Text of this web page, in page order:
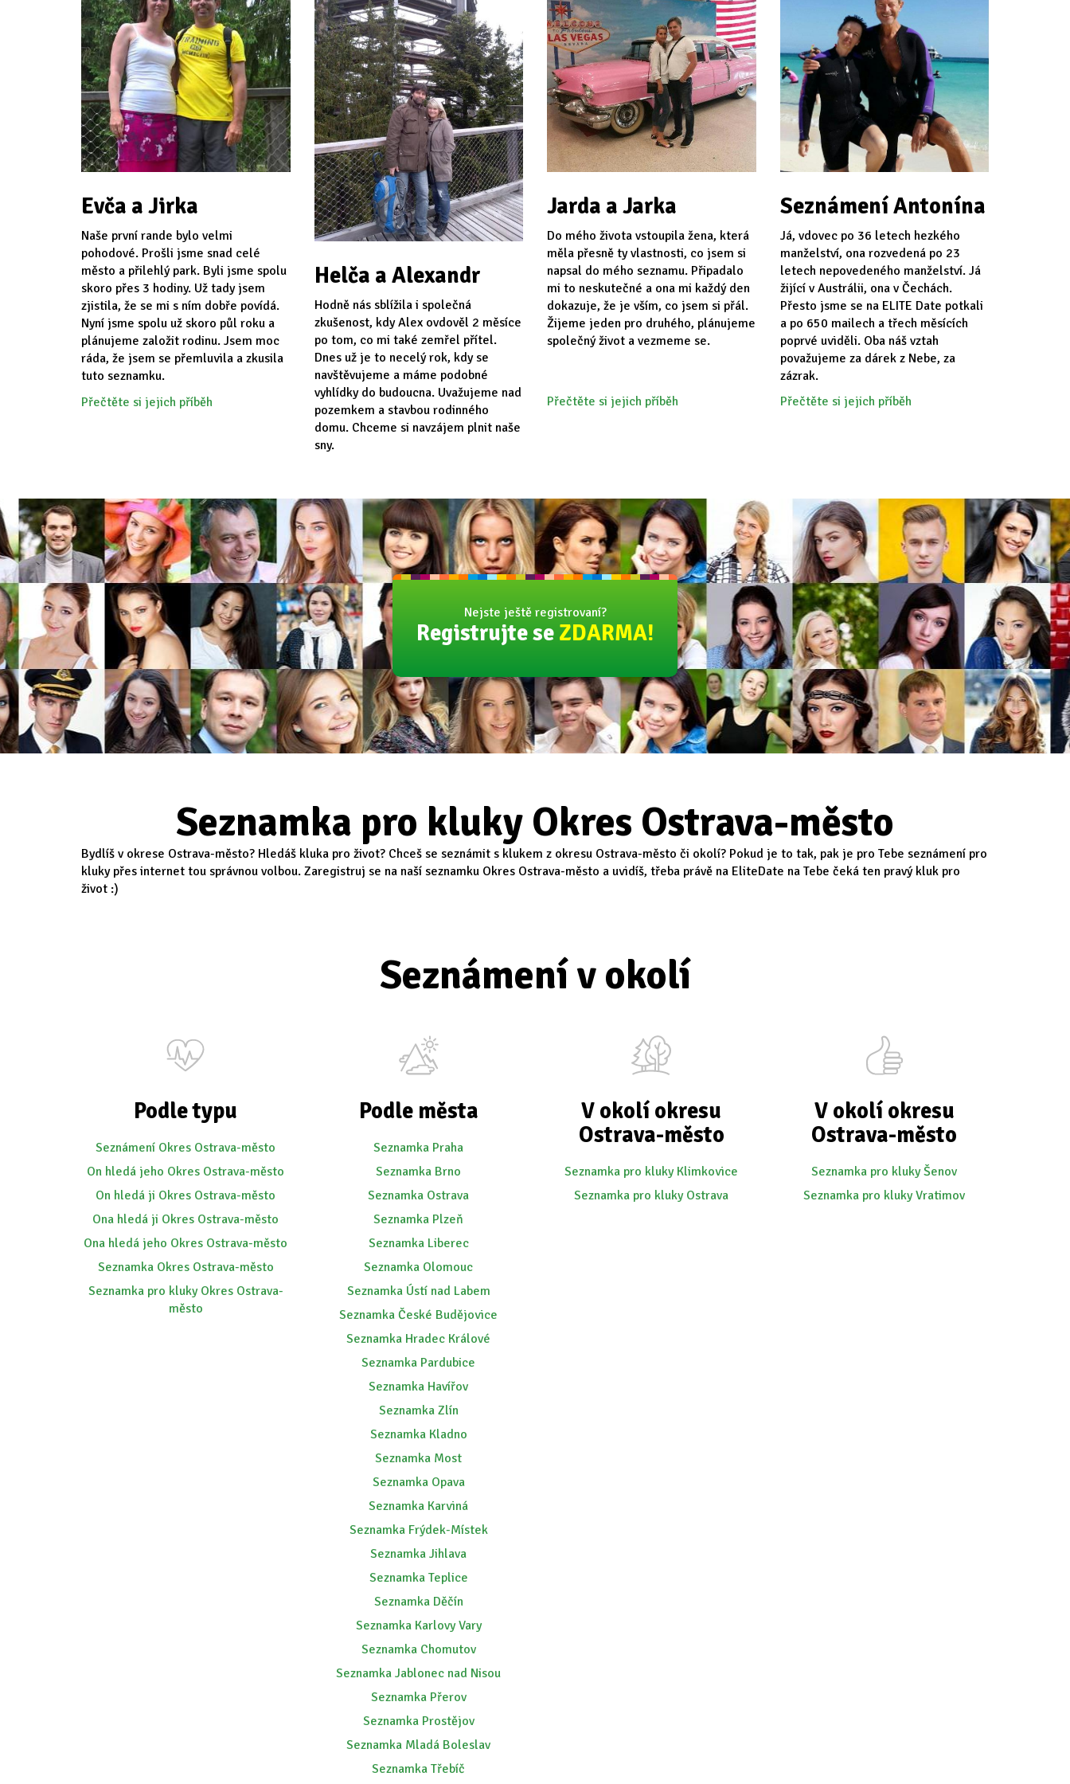
Evča a Jirka
Naše první rande bylo velmi
pohodové. Prošli jsme snad celé
město a přilehlý park. Byli jsme spolu
skoro přes 3 hodiny. Už tady jsem
zjistila, že se mi s ním dobře povídá.
Nyní jsme spolu už skoro půl roku a
plánujeme založit rodinu. Jsem moc
ráda, že jsem se přemluvila a zkusila
tuto seznamku.
Přečtěte si jejich příběh
Helča a Alexandr
Hodně nás sblížila i společná
zkušenost, kdy Alex ovdověl 2 měsíce
po tom, co mi také zemřel přítel.
Dnes už je to necelý rok, kdy se
navštěvujeme a máme podobné
vyhlídky do budoucna. Uvažujeme nad
pozemkem a stavbou rodinného
domu. Chceme si navzájem plnit naše
sny.
Jarda a Jarka
Do mého života vstoupila žena, která
měla přesně ty vlastnosti, co jsem si
napsal do mého seznamu. Připadalo
mi to neskutečné a ona mi každý den
dokazuje, že je vším, co jsem si přál.
Žijeme jeden pro druhého, plánujeme
společný život a vezmeme se.
Přečtěte si jejich příběh
Seznámení Antonína
Já, vdovec po 36 letech hezkého
manželství, ona rozvedená po 23
letech nepovedeného manželství. Já
žijící v Austrálii, ona v Čechách.
Přesto jsme se na ELITE Date potkali
a po 650 mailech a třech měsících
poprvé uviděli. Oba náš vztah
považujeme za dárek z Nebe, za
zázrak.
Přečtěte si jejich příběh
Nejste ještě registrovaní?
Registrujte se ZDARMA!
Seznamka pro kluky Okres Ostrava-město
Bydlíš v okrese Ostrava-město? Hledáš kluka pro život? Chceš se seznámit s klukem z okresu Ostrava-město či okolí? Pokud je to tak, pak je pro Tebe seznámení pro
kluky přes internet tou správnou volbou. Zaregistruj se na naší seznamku Okres Ostrava-město a uvidíš, třeba právě na EliteDate na Tebe čeká ten pravý kluk pro
život :)
Seznámení v okolí
Podle typu
Seznámení Okres Ostrava-město
On hledá jeho Okres Ostrava-město
On hledá ji Okres Ostrava-město
Ona hledá ji Okres Ostrava-město
Ona hledá jeho Okres Ostrava-město
Seznamka Okres Ostrava-město
Seznamka pro kluky Okres Ostrava-
město
Podle města
Seznamka Praha
Seznamka Brno
Seznamka Ostrava
Seznamka Plzeň
Seznamka Liberec
Seznamka Olomouc
Seznamka Ústí nad Labem
Seznamka České Budějovice
Seznamka Hradec Králové
Seznamka Pardubice
Seznamka Havířov
Seznamka Zlín
Seznamka Kladno
Seznamka Most
Seznamka Opava
Seznamka Karviná
Seznamka Frýdek-Místek
Seznamka Jihlava
Seznamka Teplice
Seznamka Děčín
Seznamka Karlovy Vary
Seznamka Chomutov
Seznamka Jablonec nad Nisou
Seznamka Přerov
Seznamka Prostějov
Seznamka Mladá Boleslav
Seznamka Třebíč
V okolí okresu
Ostrava-město
Seznamka pro kluky Klimkovice
Seznamka pro kluky Ostrava
V okolí okresu
Ostrava-město
Seznamka pro kluky Šenov
Seznamka pro kluky Vratimov